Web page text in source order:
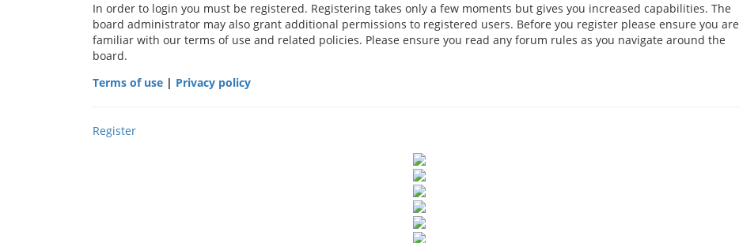
In order to login you must be registered. Registering takes only a few moments but gives you increased capabilities. The
board administrator may also grant additional permissions to registered users. Before you register please ensure you are
familiar with our terms of use and related policies. Please ensure you read any forum rules as you navigate around the
board.
Terms of use | Privacy policy
Register